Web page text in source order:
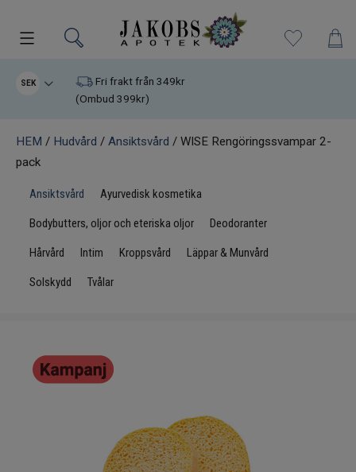
Kampanjer
Varumärken
Superfood
Hudvård
Infrarött Ljus
Transdermala plåster
SEK
Fri frakt från 349kr
(Ombud 399kr)
HEM / Hudvård / Ansiktsvård / WISE Rengöringssvampar 2-
pack
Ansiktsvård Ayurvedisk kosmetika
Bodybutters, oljor och eteriska oljor Deodoranter
Hårvård Intim Kroppsvård Läppar & Munvård
Solskydd Tvålar